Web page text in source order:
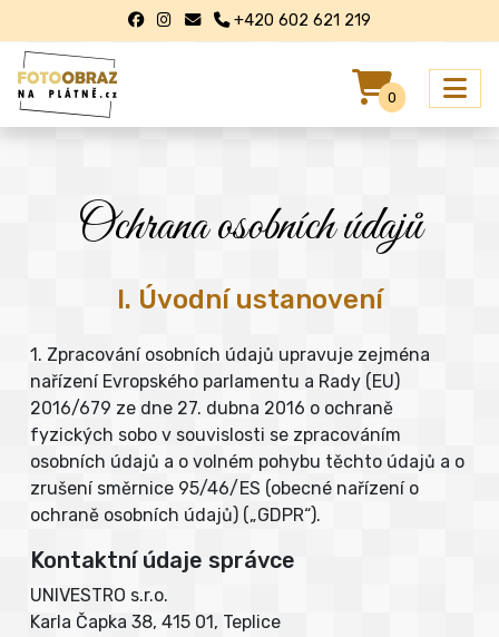
+420 602 621 219
0
Ochrana osobních údajů
I. Úvodní ustanovení
1. Zpracování osobních údajů upravuje zejména
nařízení Evropského parlamentu a Rady (EU)
2016/679 ze dne 27. dubna 2016 o ochraně
fyzických sobo v souvislosti se zpracováním
osobních údajů a o volném pohybu těchto údajů a o
zrušení směrnice 95/46/ES (obecné nařízení o
ochraně osobních údajů) („GDPR“).
Kontaktní údaje správce
UNIVESTRO s.r.o.
Karla Čapka 38, 415 01, Teplice